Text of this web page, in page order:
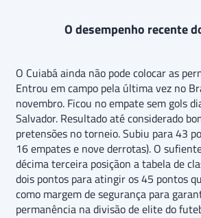
O desempenho recente
O Cuiabá ainda não pode colocar as
Entrou em campo pela última vez no
novembro. Ficou no empate sem gols
Salvador. Resultado até considerado
pretensões no torneio. Subiu para 43
16 empates e nove derrotas). O
décima terceira posiçãon a tabela de
dois pontos para atingir os 45 pontos
como margem de segurança para
permanência na divisão de elite do